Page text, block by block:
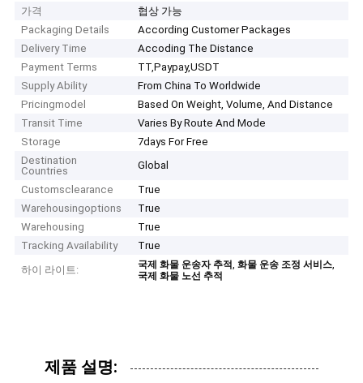
가격
협상 가능
Packaging Details
According Customer Packages
Delivery Time
Accoding The Distance
Payment Terms
TT,Paypay,USDT
Supply Ability
From China To Worldwide
Pricingmodel
Based On Weight, Volume, And Distance
Transit Time
Varies By Route And Mode
Storage
7days For Free
Destination
Countries
Global
Customsclearance
True
Warehousingoptions
True
Warehousing
True
Tracking Availability
True
하이 라이트:
국제 화물 운송자 추적,화물 운송 조정 서비스,
국제 화물 노선 추적
제품 설명: